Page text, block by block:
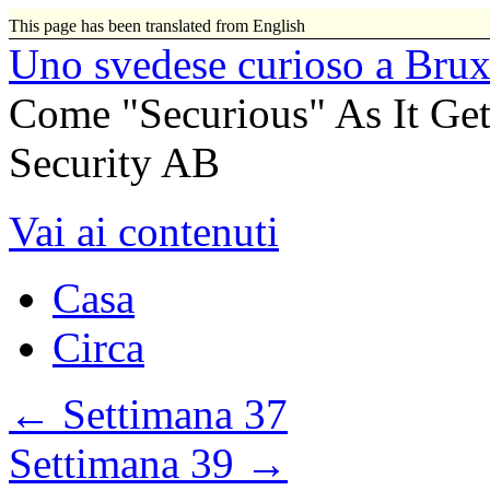
This page has been translated from English
Uno svedese curioso a
Come "Securious" As It
Security AB
Vai ai contenuti
Casa
Circa
← Settimana 37
Settimana 39 →